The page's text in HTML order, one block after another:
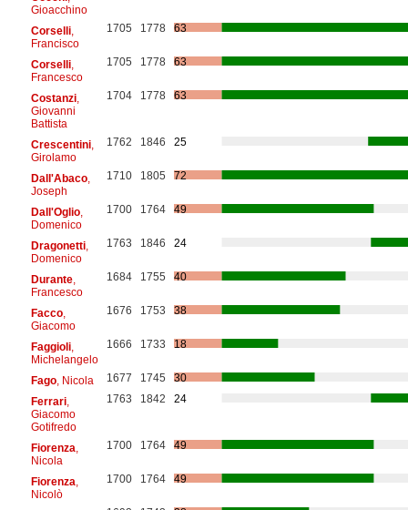
Gioacchino
Corselli,
Francisco
1705 1778 63
Corselli,
Francesco
1705 1778 63
Costanzi,
Giovanni
Battista
1704 1778 63
Crescentini,
Girolamo
1762 1846 25
Dall'Abaco,
Joseph
1710 1805 72
Dall'Oglio,
Domenico
1700 1764 49
Dragonetti,
Domenico
1763 1846 24
Durante,
Francesco
1684 1755 40
Facco,
Giacomo
1676 1753 38
Faggioli,
Michelangelo
1666 1733 18
Fago, Nicola 1677 1745
30
Ferrari,
Giacomo
Gotifredo
1763 1842 24
Fiorenza
Nicola
1700 1764 49
Fiorenza
Nicolò
1700 1764 49